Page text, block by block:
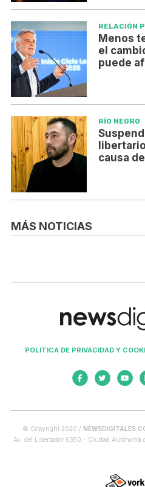
RELACIÓN
Menos
el
puede
RÍO NEGRO
causa
MÁS NOTICIAS
POLITICA DE PRIVACIDAD Y
© Copyright 2020 /
Av. del Libertador 6350 - Ciudad Autónoma